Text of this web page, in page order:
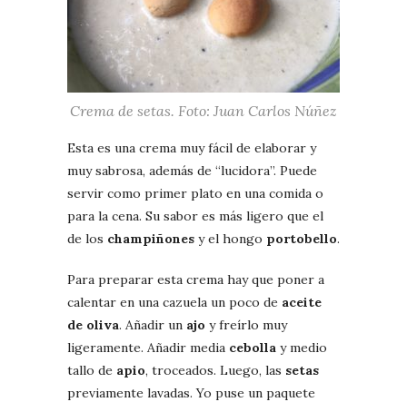
Crema de setas. Foto: Juan Carlos Núñez
Esta es una crema muy fácil de elaborar y
muy sabrosa, además de “lucidora”. Puede
servir como primer plato en una comida o
para la cena. Su sabor es más ligero que el
de los champiñones y el hongo portobello.
Para preparar esta crema hay que poner a
calentar en una cazuela un poco de aceite
de oliva. Añadir un ajo y freírlo muy
ligeramente. Añadir media cebolla y medio
tallo de apio, troceados. Luego, las setas
previamente lavadas. Yo puse un paquete